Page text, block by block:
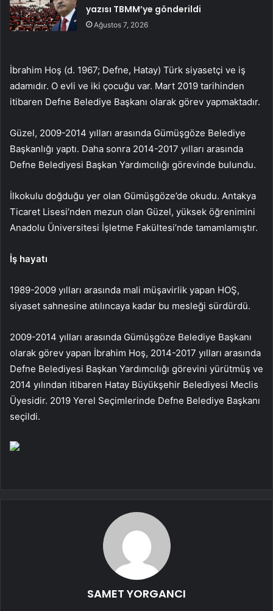
yazısı TBMM’ye gönderildi
Ağustos 7, 2026
İbrahim Hoş (d. 1967; Defne, Hatay) Türk siyasetçi ve iş
adamıdır. O evli ve iki çocuğu var. Mart 2019 tarihinden
itibaren Defne Belediye Başkanı olarak görev yapmaktadır.
Güzel, 2009-2014 yılları arasında Gümüşgöze Belediye
Başkanlığı yaptı. Daha sonra 2014-2017 yılları arasında
Defne Belediyesi Başkan Yardımcılığı görevinde bulundu.
İlkokulu doğduğu yer olan Gümüşgöze’de okudu. Antakya
Ticaret Lisesi’nden mezun olan Güzel, yüksek öğrenimini
Anadolu Üniversitesi İşletme Fakültesi’nde tamamlamıştır.
İş hayatı
1989-2009 yılları arasında mali müşavirlik yapan HOŞ,
siyaset sahnesine atılıncaya kadar bu mesleği sürdürdü.
2009-2014 yılları arasında Gümüşgöze Belediye Başkanı
olarak görev yapan İbrahim Hoş, 2014-2017 yılları arasında
Defne Belediyesi Başkan Yardımcılığı görevini yürütmüş ve
2014 yılından itibaren Hatay Büyükşehir Belediyesi Meclis
Üyesidir. 2019 Yerel Seçimlerinde Defne Belediye Başkanı
seçildi.
SAMET YORGANCI